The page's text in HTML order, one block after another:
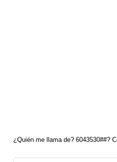
¿Quién me llama de? 6043530##?